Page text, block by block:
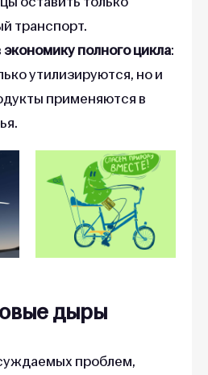
транспорт.
экономику полного цикла:
утилизируются, но и
применяются в
дыры
проблем,